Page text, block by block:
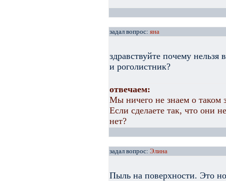
задал вопрос: яна
здравствуйте почему
и роголистник?
отвечаем:
Мы ничего не знаем о таком
Если сделаете так, что они
нет?
задал вопрос: Элина
Пыль на поверхности. Это